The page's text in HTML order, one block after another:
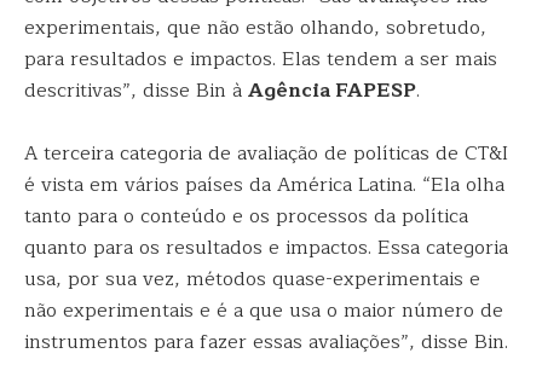
experimentais, que não estão olhando, sobretudo,
para resultados e impactos. Elas tendem a ser mais
descritivas”, disse Bin àAgência FAPESP.
A terceira categoria de avaliação de políticas de CT&I
é vista em vários países da América Latina. “Ela olha
tanto para o conteúdo e os processos da política
quanto para os resultados e impactos. Essa categoria
usa, por sua vez, métodos quase-experimentais e
não experimentais e é a que usa o maior número de
instrumentos para fazer essas avaliações”, disse Bin.